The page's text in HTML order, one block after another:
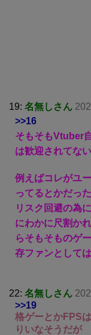
19: 名無しさん
>>16
そもそもVtuber
は歓迎されてな
例えばコレがユ
ってるとかだっ
リスク回避の為
にわかに尺割か
らそもそものゲ
存ファンとして
22: 名無しさん
>>19
格ゲーとかFPS
りいなそうだが